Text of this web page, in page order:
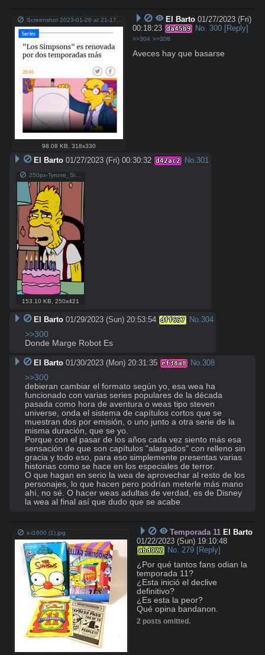
Screenshot 2023-01-26 at 21-17-53 Cooperativa.cl Noticias de Chile y el mundo - País Deportes y más.png
98.08 KB,318x330
El Barto 01/27/2023 (Fri)
00:18:23 da45b9 No. 300 [Reply]
>>304 >>308
Aveces hay que basarse
El Barto 01/27/2023 (Fri) 00:30:32 d42ac2 No. 301
153.10 KB ,250x421
El Barto 01/29/2023 (Sun) 20:53:54 dff657 No.304
>>300
Donde Marge Robot Es
El Barto 01/30/2023 (Mon) 20:31:35 ef38a8 No.308
>>300
debieran cambiar el formato según yo, esa wea ha
funcionado con varias series populares de la década
pasada como hora de aventura o weas tipo steven
universe, onda el sistema de capítulos cortos que se
muestran dos por emisión, o uno junto a otra serie de la
misma duración, que se yo.
Porque con el pasar de los años cada vez siento más esa
sensación de que son capítulos "alargados" con relleno sin
gracia y todo eso, para eso simplemente presentas varias
historias como se hace en los especiales de terror.
O que hagan en serio la wea de aprovechar al resto de los
personajes, lo que hacen pero podrían meterle más mano
ahí, no sé. O hacer weas adultas de verdad, es de Disney
la wea al final así que dudo que se acabe.
s-l1600 (1).jpg Temporada 11 El Barto
01/22/2023 (Sun) 19:10:48
abd022 No. 279 [Reply]
¿Por qué tantos fans odian la
temporada 11?
¿Esta inició el declive
definitivo?
¿Es esta la peor?
Qué opina bandanon.
2 posts omitted.